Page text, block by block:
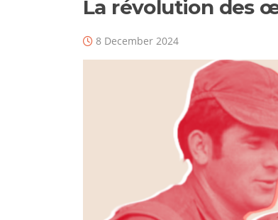
La révolution des
8 December 2024